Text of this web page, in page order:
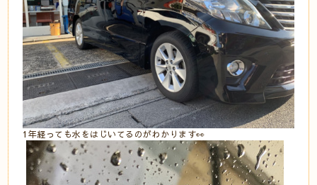
1年経っても水をはじいてるのがわかります👀